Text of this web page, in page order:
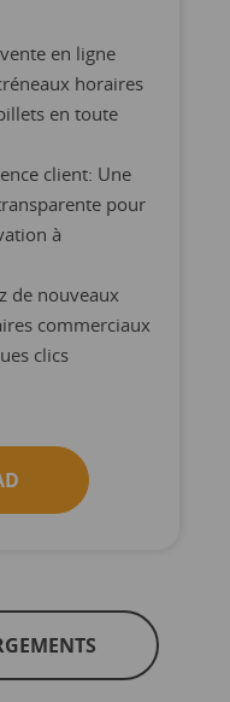
en ligne
horaires
en toute
client: Une
pour
à
de nouveaux
commerciaux
clics